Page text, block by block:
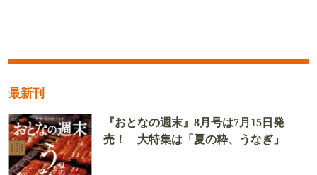
最新刊
『おとなの週末』8月号は7月15日発
売！ 大特集は「夏の粋、うなぎ」